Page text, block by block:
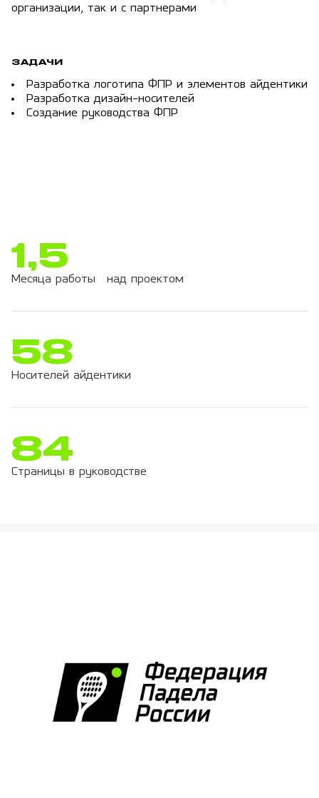
организации, так и с партнерами
ЗАДАЧИ
Разработка логотипа ФПР и элементов айдентики
Разработка дизайн-носителей
Создание руководства ФПР
1,5
Месяца работы над проектом
58
Носителей айдентики
84
Страницы в руководстве